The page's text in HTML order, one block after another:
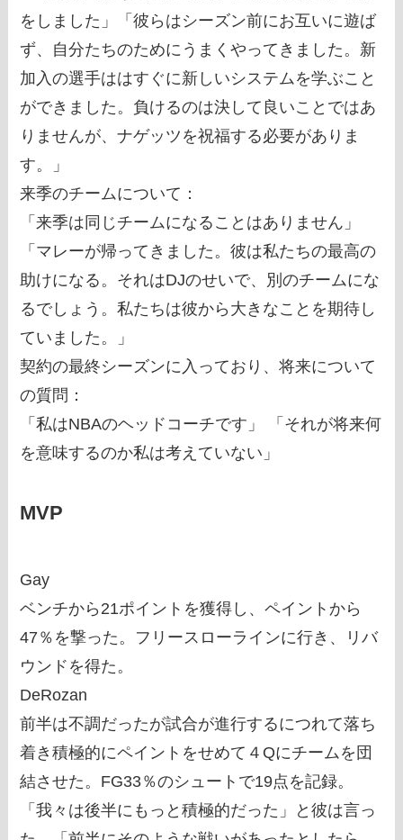
をしました」「彼らはシーズン前にお互いに遊ば
ず、自分たちのためにうまくやってきました。新
加入の選手ははすぐに新しいシステムを学ぶこと
ができました。負けるのは決して良いことではあ
りませんが、ナゲッツを祝福する必要がありま
す。」
来季のチームについて：
「来季は同じチームになることはありません」
「マレーが帰ってきました。彼は私たちの最高の
助けになる。それはDJのせいで、別のチームにな
るでしょう。私たちは彼から大きなことを期待し
ていました。」
契約の最終シーズンに入っており、将来について
の質問：
「私はNBAのヘッドコーチです」 「それが将来何
を意味するのか私は考えていない」
MVP
Gay
ベンチから21ポイントを獲得し、ペイントから
47％を撃った。フリースローラインに行き、リバ
ウンドを得た。
DeRozan
前半は不調だったが試合が進行するにつれて落ち
着き積極的にペイントをせめて４Qにチームを団
結させた。FG33％のシュートで19点を記録。
「我々は後半にもっと積極的だった」と彼は言っ